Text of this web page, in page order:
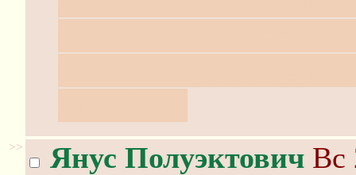
>> Янус Полуэктович Вс